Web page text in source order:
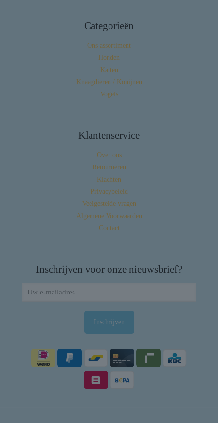
Categorieën
Ons assortiment
Honden
Katten
Knaagdieren / Konijnen
Vogels
Klantenservice
Over ons
Retourneren
Klachten
Privacybeleid
Veelgestelde vragen
Algemene Voorwaarden
Contact
Inschrijven voor onze nieuwsbrief?